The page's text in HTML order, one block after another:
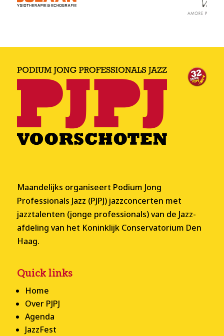
Maandelijks organiseert Podium Jong
Professionals Jazz (PJPJ) jazzconcerten met
jazztalenten (jonge professionals) van de Jazz-
afdeling van het Koninklijk Conservatorium Den
Haag.
Quick links
Home
Over PJPJ
Agenda
JazzFest